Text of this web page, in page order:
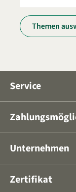
Themen
Service
Unternehmen
Zertifikat